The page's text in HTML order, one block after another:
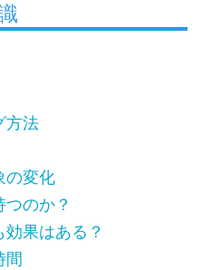
方法
の変化
のか？
果はある？
間